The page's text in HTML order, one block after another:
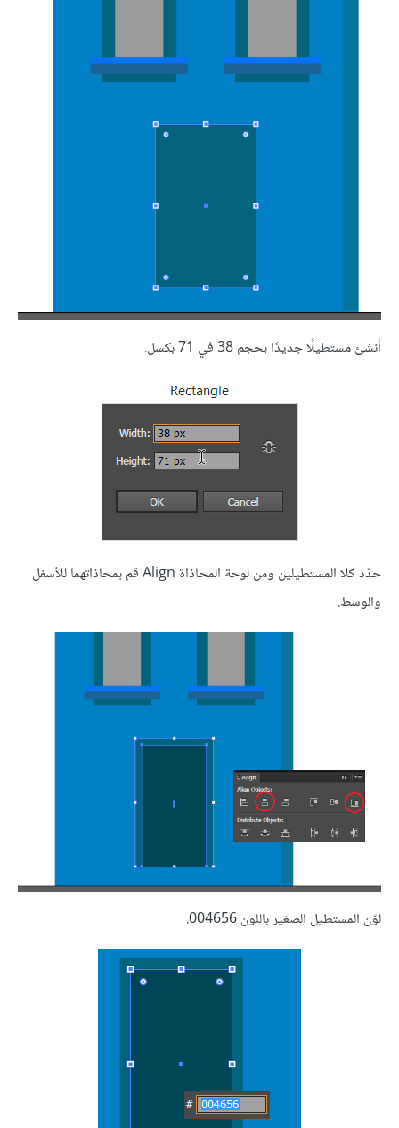
أنشئ مستطيلًا جديدًا بحجم 38 في 71 بكسل.
حدّد كلا المستطيلين ومن لوحة المحاذاة Align قم بمحاذاتهما للأسفل
والوسط.
لوّن المستطيل الصغير باللون 004656.